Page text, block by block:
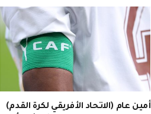
أمين عام (الاتحاد الأفريقي لكرة القدم)